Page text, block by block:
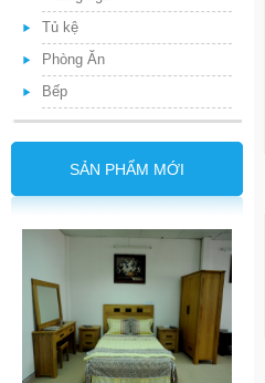
Tủ kệ
Phòng Ăn
Bếp
SẢN PHẨM MỚI